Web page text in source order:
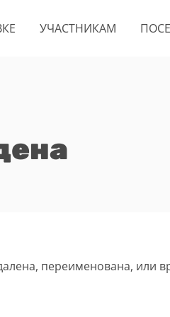
УЧАСТНИКАМ
переименована, или